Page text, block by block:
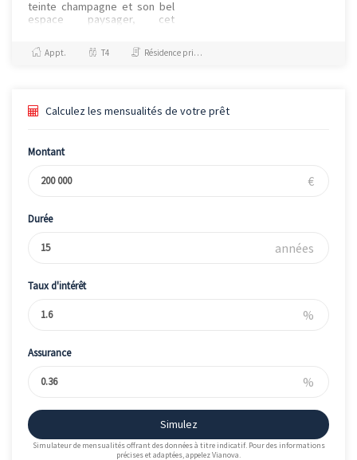
teinte champagne et son bel
espace paysager, cet
parachève avec allure le
nouveau quartier de la Clef
Appt. T4 Résidence principale / PTZ
Calculez les mensualités de votre prêt
Montant
€
Durée
années
Taux d'intérêt
%
Assurance
%
Simulez
Simulateur de mensualités offrant des données à titre indicatif. Pour des informations
précises et adaptées, appelez Vianova.